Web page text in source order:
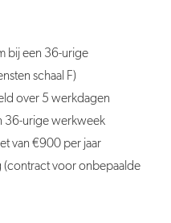
bij een 36-urige
schaal F)
over 5 werkdagen
36-urige werkweek
van €900 per jaar
(contract voor onbepaalde